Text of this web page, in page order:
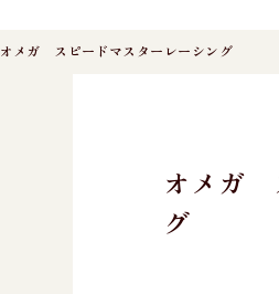
オメガ スピードマスターレーシング
オメガ
グ